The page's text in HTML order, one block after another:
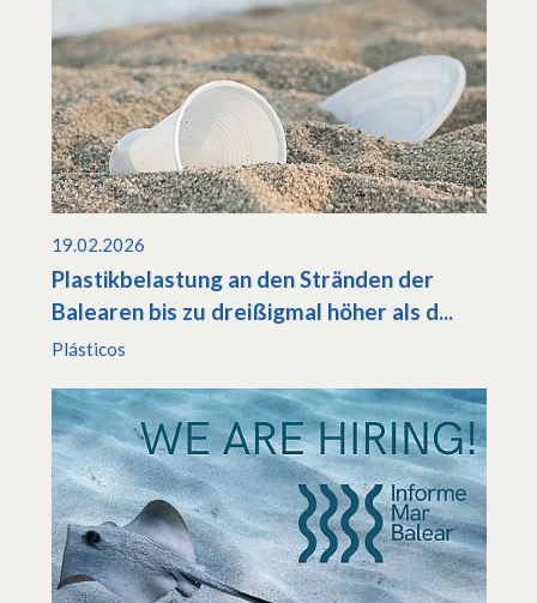
19.02.2026
Plastikbelastung an den Stränden der
Balearen bis zu dreißigmal höher als d...
Plásticos